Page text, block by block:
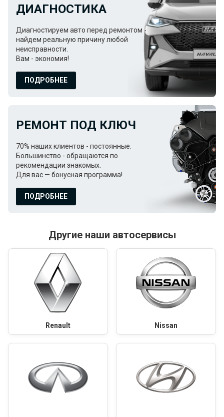
ДИАГНОСТИКА
Диагностируем авто перед ремонтом -
найдем реальную причину любой
неисправности.
Вам - экономия!
ПОДРОБНЕЕ
РЕМОНТ ПОД КЛЮЧ
70% наших клиентов - постоянные.
Большинство - обращаются по
рекомендации знакомых.
Для вас — бонусная программа!
ПОДРОБНЕЕ
Другие наши автосервисы
Renault Nissan